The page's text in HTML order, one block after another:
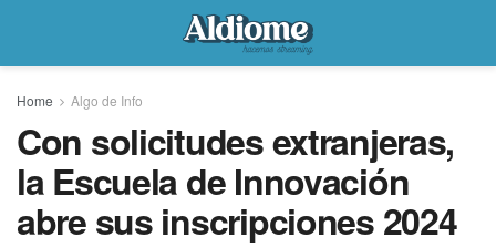
Home Algo de Info
Con solicitudes extranjeras,
la Escuela de Innovación
abre sus inscripciones 2024